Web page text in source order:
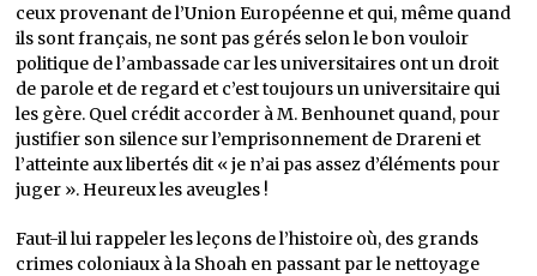
ceux provenant de l’Union Européenne et qui, même quand
ils sont français, ne sont pas gérés selon le bon vouloir
politique de l’ambassade car les universitaires ont un droit
de parole et de regard et c’est toujours un universitaire qui
les gère. Quel crédit accorder à M. Benhounet quand, pour
justifier son silence sur l’emprisonnement de Drareni et
l’atteinte aux libertés dit « je n’ai pas assez d’éléments pour
juger ». Heureux les aveugles !
Faut-il lui rappeler les leçons de l’histoire où, des grands
crimes coloniaux à la Shoah en passant par le nettoyage